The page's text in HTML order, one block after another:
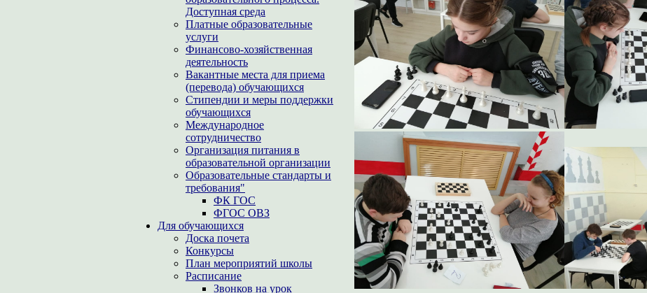
Доступная среда
Платные образовательные
услуги
Финансово-хозяйственная
деятельность
Вакантные места для приема
(перевода) обучающихся
Стипендии и меры поддержки
обучающихся
Международное
сотрудничество
Организация питания в
образовательной организации
Образовательные стандарты и
требования"
ФК ГОС
ФГОС ОВЗ
Для обучающихся
Доска почета
Конкурсы
План мероприятий школы
Расписание
Звонков на урок